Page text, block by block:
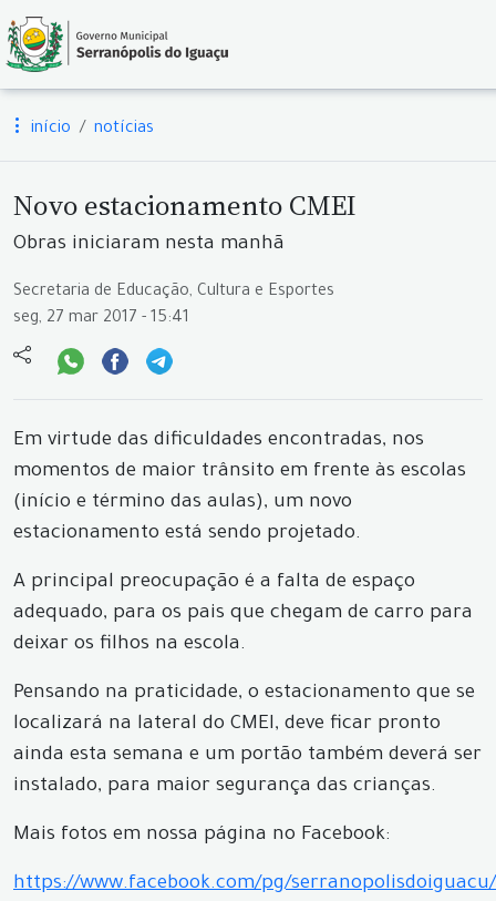
início notícias
Novo estacionamento CMEI
Obras iniciaram nesta manhã
Secretaria de Educação, Cultura e Esportes
seg, 27 mar 2017 - 15:41
Em virtude das dificuldades encontradas, nos
momentos de maior trânsito em frente às escolas
(início e término das aulas), um novo
estacionamento está sendo projetado.
A principal preocupação é a falta de espaço
adequado, para os pais que chegam de carro para
deixar os filhos na escola.
Pensando na praticidade, o estacionamento que se
localizará na lateral do CMEI, deve ficar pronto
ainda esta semana e um portão também deverá ser
instalado, para maior segurança das crianças.
Mais fotos em nossa página no Facebook:
https://www.facebook.com/pg/